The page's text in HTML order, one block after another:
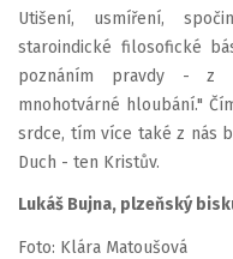
Utišení, usmíření,
staroindické filosofické
poznáním pravdy - z
mnohotvárné hloubání."
srdce, tím více také z nás
Duch - ten Kristův.
Lukáš Bujna, plzeňský
Foto: Klára Matoušová